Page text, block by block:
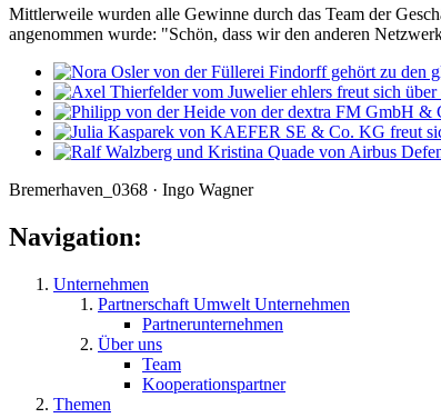
Mittlerweile wurden alle Gewinne durch das Team der
angenommen wurde: "Schön, dass wir den anderen
Bremerhaven_0368 · Ingo Wagner
Navigation:
Unternehmen
Partnerschaft Umwelt Unternehmen
Partnerunternehmen
Über uns
Team
Kooperationspartner
Themen